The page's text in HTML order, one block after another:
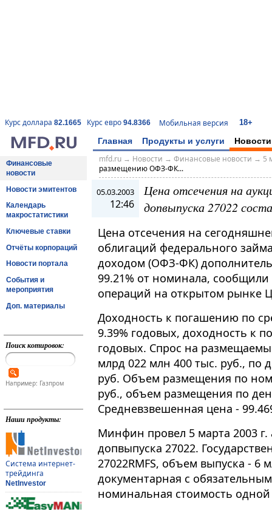
Курс доллара 82.1665 Курс евро 94.8366 Мобильная версия 18+
Главная Продукты и услуги Новости
Финансовые
новости
Новости эмитентов
Календарь
макростатистики
Ключевые ставки
Отчёты корпораций
Новости портала
События и
мероприятия
Доп. материалы
Поиск котировок:
Например: Газпром
Наши продукты:
Система интернет-
трейдинга
NetInvestor
mfd.ru→ Новости → Финансовые новости → 5
размещению ОФЗ-ФК...
05.03.2003
12:46
Цена отсечения на
допвыпуска 27022
Цена отсечения на
облигаций федерального
доходом (ОФЗ-ФК)
99.21% от номинала,
операций на открытом рынке
Доходность к погашению по
9.39% годовых, доходность к
годовых. Спрос на
млрд 022 млн 400 тыс. руб., по
руб. Объем размещения по
руб., объем размещения по
Средневзвешенная цена -
Минфин провел 5 марта 2003
допвыпуска 27022.
27022RMFS, объем выпуска - 6
документарная с
номинальная стоимость